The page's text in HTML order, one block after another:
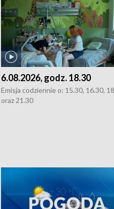
6.08.2026, godz. 18.30
Emisja codziennie o: 15.30, 16.30,
oraz 21.30